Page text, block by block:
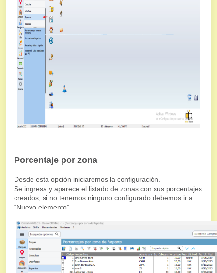
Porcentaje por zona
Desde esta opción iniciaremos la configuración.
Se ingresa y aparece el listado de zonas con sus porcentajes
creados, si no tenemos ninguno configurado debemos ir a
“Nuevo elemento”.